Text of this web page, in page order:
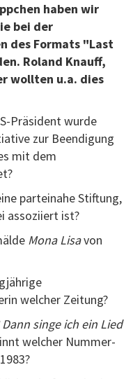
haben wir
bei der
des Formats "Last
Roland Knauff,
wollten u.a. dies
Präsident wurde
zur Beendigung
mit dem
parteinahe Stiftung,
assoziiert ist?
Mona Lisavon
welcher Zeitung?
singe ich ein Lied
welcher Nummer-